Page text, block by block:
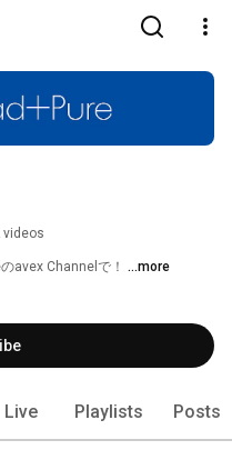
videos
avex Channelで！ ...more
Live Playlists Posts